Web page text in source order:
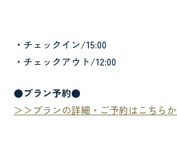
・チェックイン/15:00
・チェックアウト/12:00
●プラン予約●
＞＞プランの詳細・ご予約はこちら